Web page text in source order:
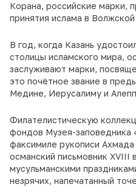
Корана, российские марки,
принятия ислама в Волжской
В год, когда Казань
столицы исламского мира,
заслуживают марки,
это почётное звание в
Медине, Иерусалиму и
Филателистическую
фондов Музея-заповедника
факсимиле рукописи
османский письмовник XVIII
мусульманскими
незрячих, напечатанный